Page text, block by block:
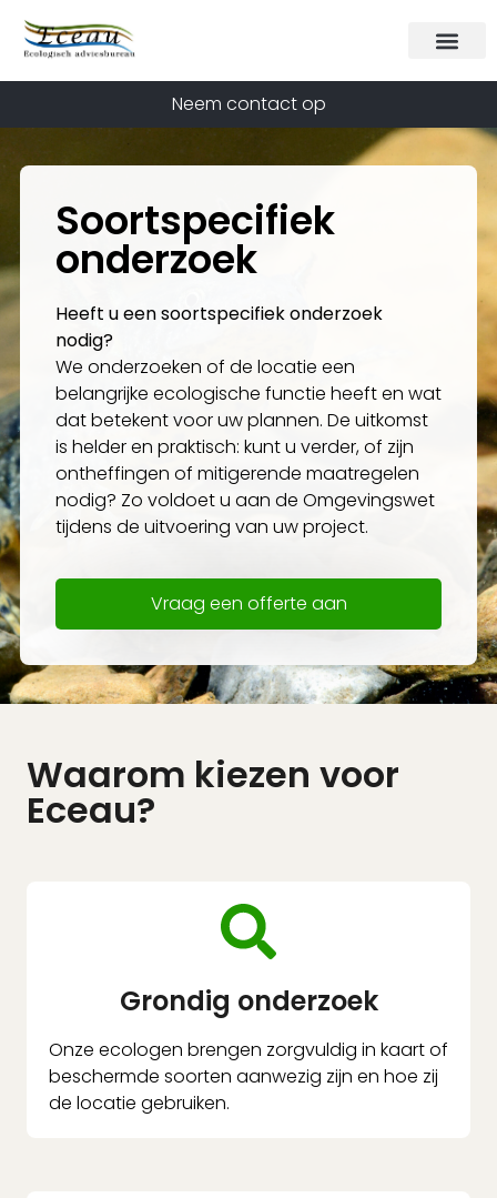
Neem contact op
Soortspecifiek
onderzoek
Heeft u een soortspecifiek onderzoek
nodig?
We onderzoeken of de locatie een
belangrijke ecologische functie heeft en wat
dat betekent voor uw plannen. De uitkomst
is helder en praktisch: kunt u verder, of zijn
ontheffingen of mitigerende maatregelen
nodig? Zo voldoet u aan de Omgevingswet
tijdens de uitvoering van uw project.
Vraag een offerte aan
Waarom kiezen voor
Eceau?
Grondig onderzoek
Onze ecologen brengen zorgvuldig in kaart of
beschermde soorten aanwezig zijn en hoe zij
de locatie gebruiken.